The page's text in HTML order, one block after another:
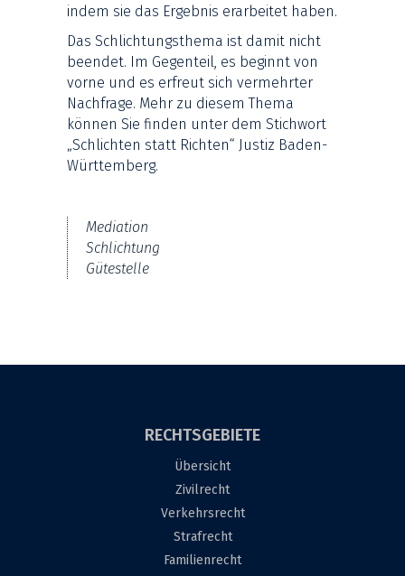
indem sie das Ergebnis erarbeitet haben.
Das Schlichtungsthema ist damit nicht
beendet. Im Gegenteil, es beginnt von
vorne und es erfreut sich vermehrter
Nachfrage. Mehr zu diesem Thema
können Sie finden unter dem Stichwort
„Schlichten statt Richten“ Justiz Baden-
Württemberg.
Mediation
Schlichtung
Gütestelle
RECHTSGEBIETE
Übersicht
Zivilrecht
Verkehrsrecht
Strafrecht
Familienrecht